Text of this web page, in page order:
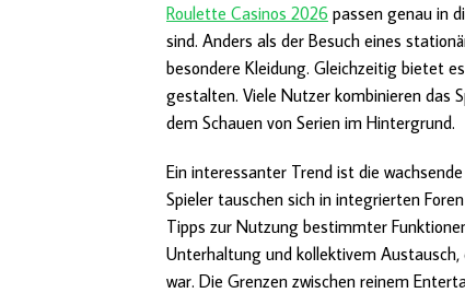
Roulette Casinos 2026 passen genau in
sind. Anders als der Besuch eines
besondere Kleidung. Gleichzeitig bietet
gestalten. Viele Nutzer kombinieren das
dem Schauen von Serien im Hintergrund.
Ein interessanter Trend ist die
Spieler tauschen sich in integrierten
Tipps zur Nutzung bestimmter
Unterhaltung und kollektivem
war. Die Grenzen zwischen reinem